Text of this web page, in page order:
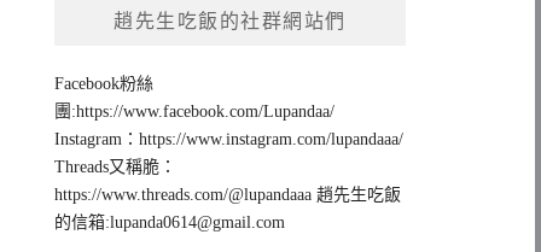
趙先生吃飯的社群網站們
Facebook粉絲
團:https://www.facebook.com/Lupandaa/
Instagram：https://www.instagram.com/lupandaaa/
Threads又稱脆：
https://www.threads.com/@lupandaaa 趙先生吃飯
的信箱:lupanda0614@gmail.com